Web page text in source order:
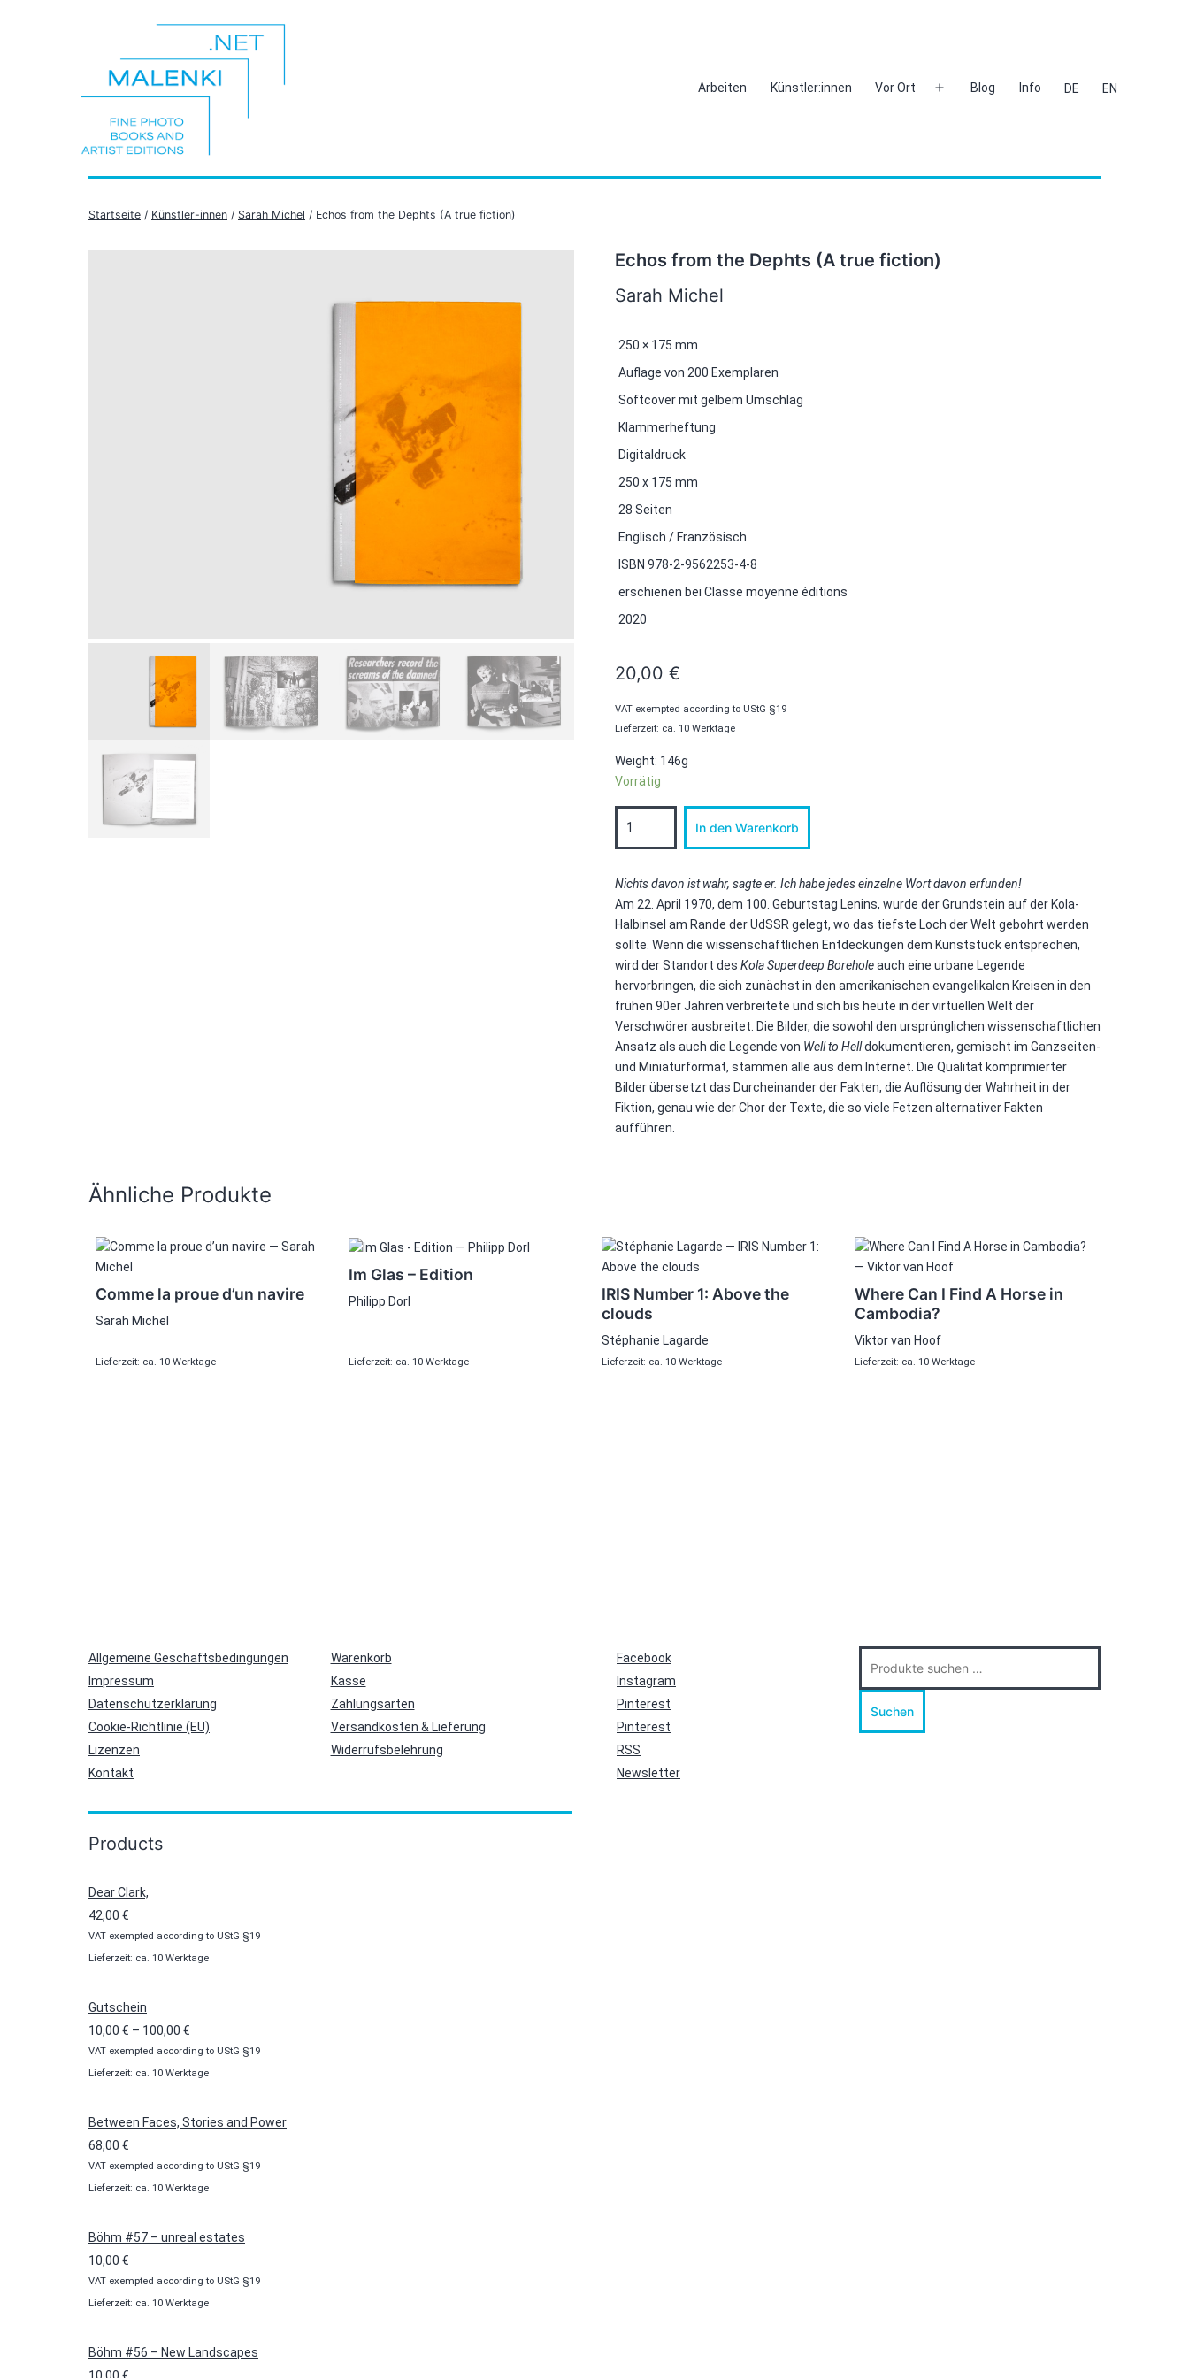
Arbeiten Künstler:innen Vor Ort
Menü
Blog Info DE EN
Startseite / Künstler-innen / Sarah Michel / Echos from the Dephts (A true fiction)
Echos from the Dephts (A true fiction)
Sarah Michel
250 × 175 mm
Auflage von 200 Exemplaren
Softcover mit gelbem Umschlag
Klammerheftung
Digitaldruck
250 x 175 mm
28 Seiten
Englisch / Französisch
ISBN 978-2-9562253-4-8
erschienen bei Classe moyenne éditions
2020
20,00 €
VAT exempted according to UStG §19
Lieferzeit: ca. 10 Werktage
Weight: 146g
Vorrätig
from
the
(A
true
Menge
In den Warenkorb
Nichts davon ist wahr, sagte er. Ich habe jedes einzelne Wort davon erfunden!
Am 22. April 1970, dem 100. Geburtstag Lenins, wurde der Grundstein auf der Kola-
Halbinsel am Rande der UdSSR gelegt, wo das tiefste Loch der Welt gebohrt werden
sollte. Wenn die wissenschaftlichen Entdeckungen dem Kunststück entsprechen,
wird der Standort des Kola Superdeep Boreholeauch eine urbane Legende
hervorbringen, die sich zunächst in den amerikanischen evangelikalen Kreisen in den
frühen 90er Jahren verbreitete und sich bis heute in der virtuellen Welt der
Verschwörer ausbreitet. Die Bilder, die sowohl den ursprünglichen wissenschaftlichen
Ansatz als auch die Legende von Well to Helldokumentieren, gemischt im Ganzseiten-
und Miniaturformat, stammen alle aus dem Internet. Die Qualität komprimierter
Bilder übersetzt das Durcheinander der Fakten, die Auflösung der Wahrheit in der
Fiktion, genau wie der Chor der Texte, die so viele Fetzen alternativer Fakten
aufführen.
Ähnliche Produkte
Comme la proue d’un navire
Sarah Michel
Lieferzeit: ca. 10 Werktage
Im Glas – Edition
Philipp Dorl
Lieferzeit: ca. 10 Werktage
IRIS Number 1: Above the
clouds
Stéphanie Lagarde
Lieferzeit: ca. 10 Werktage
Where Can I Find A Horse in
Cambodia?
Viktor van Hoof
Lieferzeit: ca. 10 Werktage
Allgemeine Geschäftsbedingungen
Impressum
Datenschutzerklärung
Cookie-Richtlinie (EU)
Lizenzen
Kontakt
Warenkorb
Kasse
Zahlungsarten
Versandkosten & Lieferung
Widerrufsbelehrung
Facebook
Instagram
Pinterest
Pinterest
RSS
Newsletter
nach:
Suchen
Products
Dear Clark,
42,00 €
VAT exempted according to UStG §19
Lieferzeit: ca. 10 Werktage
Gutschein
10,00 € – 100,00 €
10,00 €
bis
VAT exempted according to UStG §19
Lieferzeit: ca. 10 Werktage
Between Faces, Stories and Power
68,00 €
VAT exempted according to UStG §19
Lieferzeit: ca. 10 Werktage
Böhm #57 – unreal estates
10,00 €
VAT exempted according to UStG §19
Lieferzeit: ca. 10 Werktage
Böhm #56 – New Landscapes